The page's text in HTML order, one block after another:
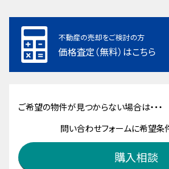
不動産の売却をご検討の方
価格査定（無料）はこちら
ご希望の物件が見つからない場合は・・・
問い合わせフォームに希望条
購入相談